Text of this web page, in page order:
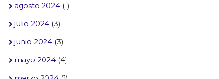
agosto 2024(1)
julio 2024(3)
junio 2024(3)
mayo 2024(4)